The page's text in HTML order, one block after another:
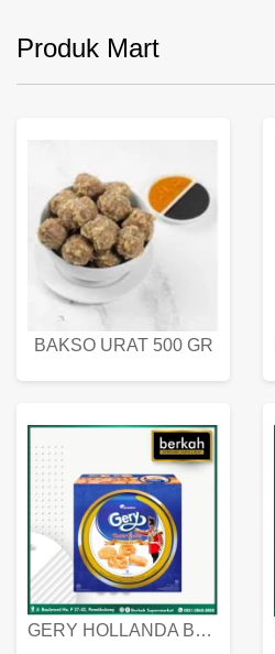
Produk Mart
BAKSO URAT 500 GR
GERY HOLLANDA BUTTER COOKIES 450 GRAM